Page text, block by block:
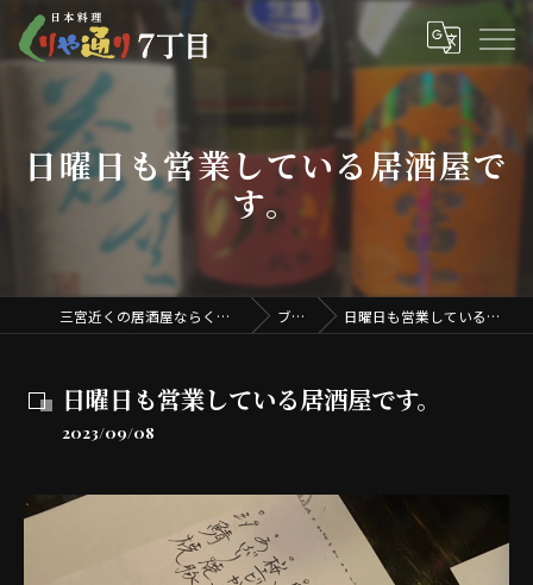
日曜日も営業している居酒屋で
す。
三宮近くの居酒屋ならくりや通り7丁目 ブログ 日曜日も営業している居酒屋です。
日曜日も営業している居酒屋です。
2023/09/08